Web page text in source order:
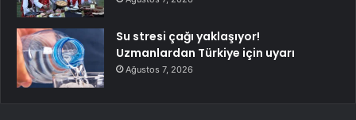
Su stresi çağı yaklaşıyor!
Uzmanlardan Türkiye için uyarı
Ağustos 7, 2026